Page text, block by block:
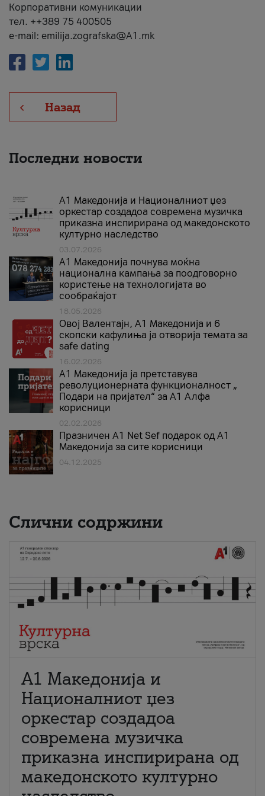
Корпоративни комуникации
тел. ++389 75 400505
e-mail: emilija.zografska@A1.mk
Назад
Последни новости
А1 Македонија и Националниот џез
оркестар создадоа современа музичка
приказна инспирирана од македонското
културно наследство
03.07.2026
A1 Македонија почнува моќна
национална кампања за поодговорно
користење на технологијата во
сообраќајот
18.05.2026
Овој Валентајн, A1 Македонија и 6
скопски кафулиња ја отворија темата за
safe dating
16.02.2026
А1 Македонија ја претставува
револуционерната функционалност „
Подари на пријател“ за А1 Алфа
корисници
02.02.2026
Празничен A1 Net Sеf подарок од А1
Македонија за сите корисници
04.12.2025
Слични содржини
А1 Македонија и
Националниот џез
оркестар создадоа
современа музичка
приказна инспирирана од
македонското културно